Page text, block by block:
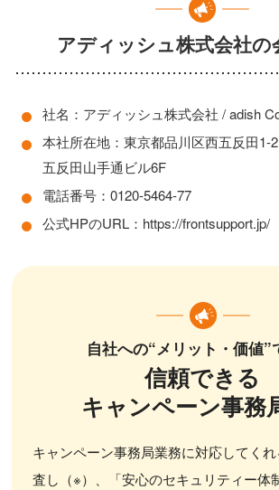
アディッシュ株式会社の
社名：アディッシュ株式会社 / adish
本社所在地：東京都品川区西五反田1-
五反田山手通ビル6F
電話番号：0120-5464-77
公式HPのURL：https://frontsupport.jp/
自社への“メリット・価値”
信頼できる
キャンペーン事務
キャンペーン事務局業務に対応してく
査し（※）、「安心のセキュリティー体